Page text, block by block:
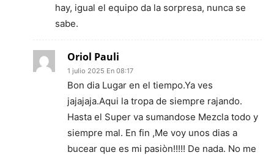
hay, igual el equipo da la sorpresa, nunca se
sabe.
Oriol Pauli
1 julio 2025 En 08:17
Bon dia Lugar en el tiempo.Ya ves
jajajaja.Aqui la tropa de siempre rajando.
Hasta el Super va sumandose Mezcla todo y
siempre mal. En fin ,Me voy unos dias a
bucear que es mi pasiòn!!!!! De nada. No me